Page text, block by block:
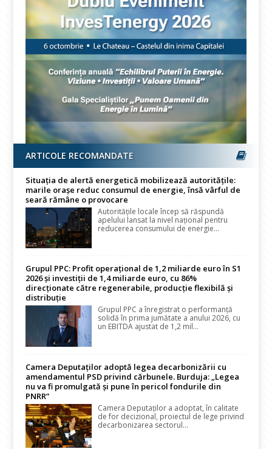
ARTICOLE RECOMANDATE
Situația de alertă energetică mobilizează autoritățile:
marile orașe reduc consumul de energie, însă vârful de
seară rămâne o provocare
Autoritățile locale încep să răspundă
apelului lansat la nivel național pentru
reducerea consumului de energie...
Grupul PPC: Profit operațional de 1,2 miliarde euro în S1
2026 și investiții de 1,4 miliarde euro, cu 86%
direcționate către regenerabile, producție flexibilă și
distribuție
Grupul PPC a înregistrat o performanță
solidă în prima jumătate a anului 2026, cu
un EBITDA ajustat de 1,2 mil...
Camera Deputaților adoptă legea decarbonizării cu
amendamentul PSD privind cărbunele. Burduja: „Legea
nu va fi promulgată și pune în pericol fondurile din
PNRR”
Camera Deputaților a adoptat, în calitate
de for decizional, proiectul de lege privind
decarbonizarea sectorul...